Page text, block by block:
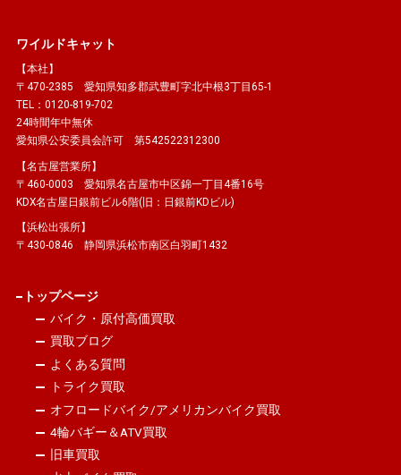
ワイルドキャット
【本社】
〒470-2385 愛知県知多郡武豊町字北中根3丁目65-1
TEL：0120-819-702
24時間年中無休
愛知県公安委員会許可 第542522312300
【名古屋営業所】
〒460-0003 愛知県名古屋市中区錦一丁目4番16号
KDX名古屋日銀前ビル6階(旧：日銀前KDビル)
【浜松出張所】
〒430-0846 静岡県浜松市南区白羽町1432
トップページ
バイク・原付高価買取
買取ブログ
よくある質問
トライク買取
オフロードバイク/アメリカンバイク買取
4輪バギー＆ATV買取
旧車買取